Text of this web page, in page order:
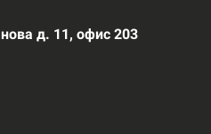
д. 11, офис 203